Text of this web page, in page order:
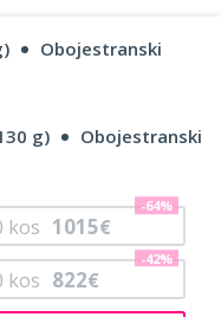
Obojestranski
g)
Obojestranski
kos 822€
-42%
kos 1015€
-64%